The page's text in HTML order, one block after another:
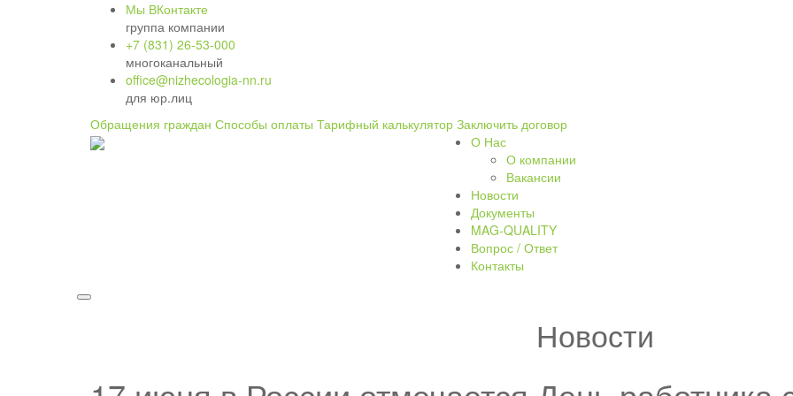
Мы ВКонтакте
группа компании
+7 (831) 26-53-000
многоканальный
office@nizhecologia-nn.ru
для юр.лиц
Обращения граждан Способы оплаты Тарифный калькулятор Заключить договор
О Нас
О компании
Вакансии
Новости
Документы
MAG-QUALITY
Вопрос / Ответ
Контакты
Новости